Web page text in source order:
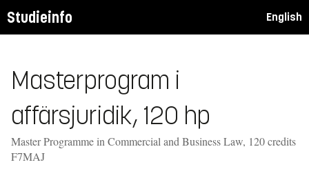
Studieinfo English
Masterprogram i
affärsjuridik, 120 hp
Master Programme in Commercial and Business Law, 120 credits
F7MAJ